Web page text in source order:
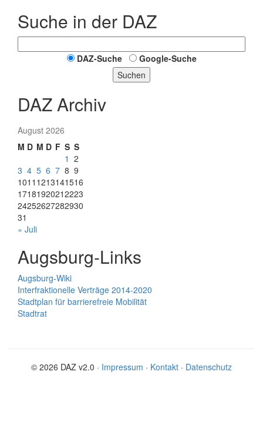
Suche in der DAZ
DAZ-Suche
Google-Suche
Suchen
DAZ Archiv
August 2026
M D M D F S S
1 2
3 4 5 6 7 8 9
1011 1213141516
17181920212223
24252627282930
31
« Juli
Augsburg-Links
Augsburg-Wiki
Interfraktionelle Verträge 2014-2020
Stadtplan für barrierefreie Mobilität
Stadtrat
© 2026 DAZ v2.0 · Impressum · Kontakt · Datenschutz